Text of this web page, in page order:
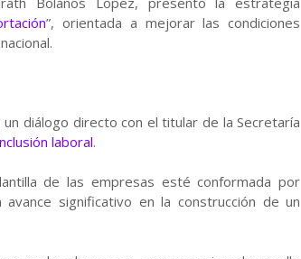
”, orientada a mejorar las condiciones
diálogo directo con el titular de la Secretaría
laboral.
de las empresas esté conformada por
significativo en la construcción de un